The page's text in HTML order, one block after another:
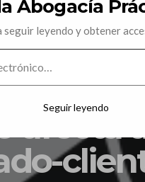
SIN CATEGORÍA
afecta
Abogacía
seguir leyendo y obtener
Seguir leyendo